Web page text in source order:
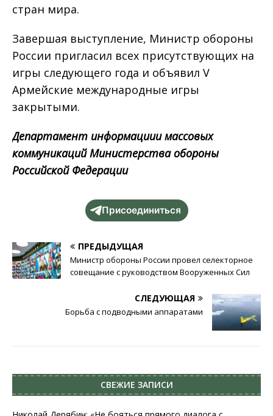
стран мира.
Завершая выступление, Министр обороны
России пригласил всех присутствующих на
игры следующего года и объявил V
Армейские международные игры
закрытыми.
Департамент информациии массовых
коммуникаций Министерства обороны
Российской Федерации
Присоединиться
ПРЕДЫДУЩАЯ
Министр обороны России провел селекторное
совещание с руководством Вооруженных Сил
СЛЕДУЮЩАЯ
Борьба с подводными аппаратами
СВЕЖИЕ ЗАПИСИ